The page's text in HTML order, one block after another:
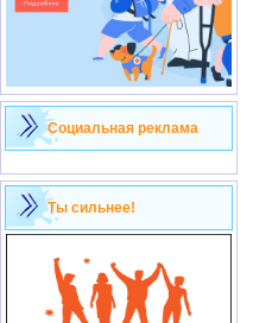
Социальная реклама
Ты сильнее!